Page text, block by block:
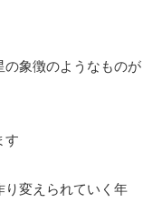
の象徴のようなものが
す
り変えられていく年